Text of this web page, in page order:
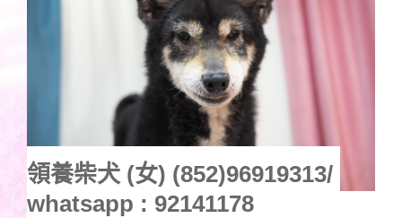
領養柴犬 (女) (852)96919313/
whatsapp : 92141178